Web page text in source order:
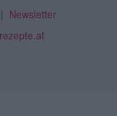
| Newsletter